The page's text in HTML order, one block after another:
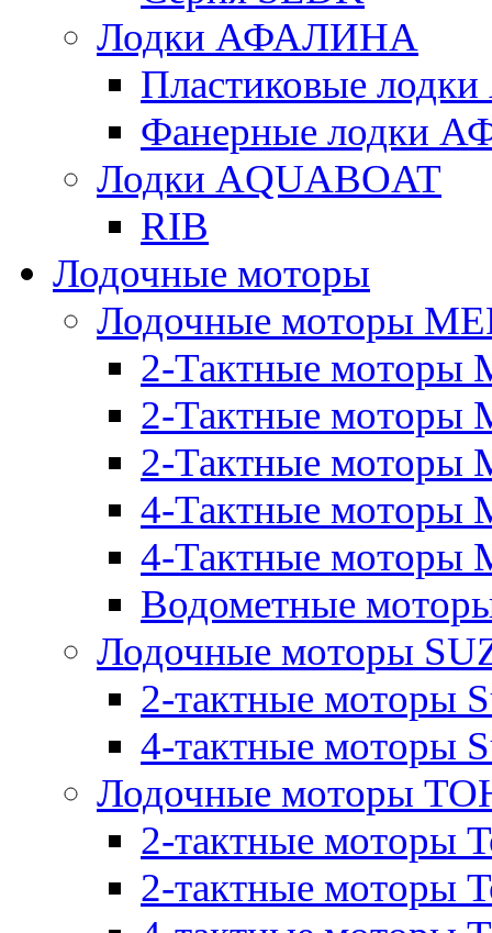
Лодки АФАЛИНА
Пластиковые
Фанерные лодки
Лодки AQUABOAT
RIB
Лодочные моторы
Лодочные моторы
2-Тактные моторы
2-Тактные моторы
2-Тактные моторы
4-Тактные моторы
4-Тактные моторы
Водометные
Лодочные моторы
2-тактные моторы
4-тактные моторы
Лодочные моторы
2-тактные моторы
2-тактные моторы